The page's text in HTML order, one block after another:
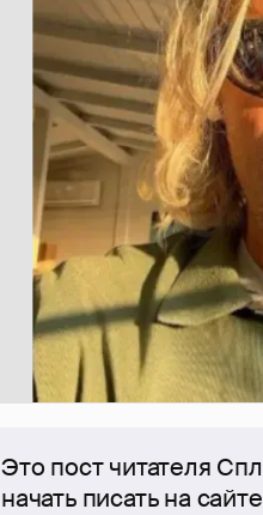
Это пост читателя
начать писать на